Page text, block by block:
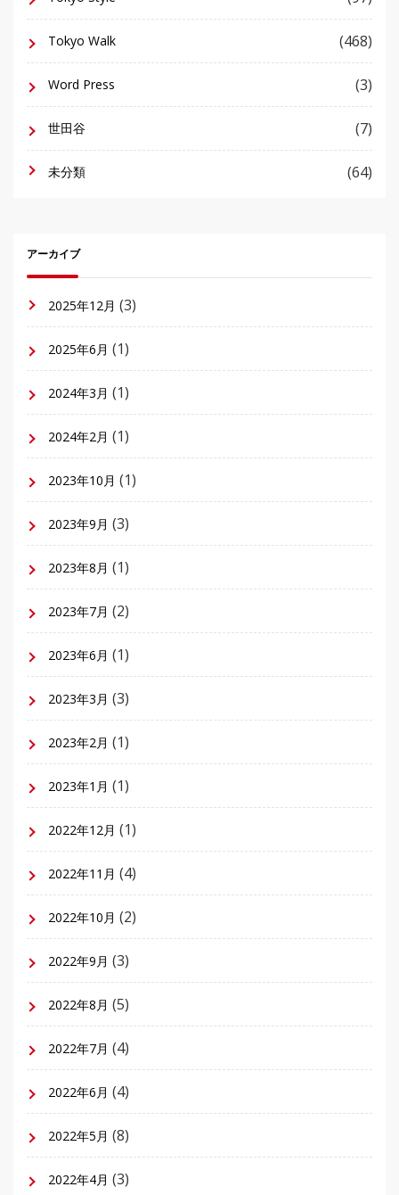
Tokyo Walk (468)
Word Press (3)
世田谷 (7)
未分類 (64)
アーカイブ
2025年12月 (3)
2025年6月 (1)
2024年3月 (1)
2024年2月 (1)
2023年10月 (1)
2023年9月 (3)
2023年8月 (1)
2023年7月 (2)
2023年6月 (1)
2023年3月 (3)
2023年2月 (1)
2023年1月 (1)
2022年12月 (1)
2022年11月 (4)
2022年10月 (2)
2022年9月 (3)
2022年8月 (5)
2022年7月 (4)
2022年6月 (4)
2022年5月 (8)
2022年4月 (3)